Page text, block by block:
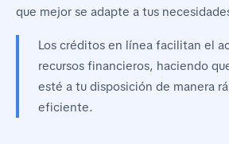
que mejor se adapte a tus
Los créditos en línea facilitan el
recursos financieros, haciendo
esté a tu disposición de manera
eficiente.